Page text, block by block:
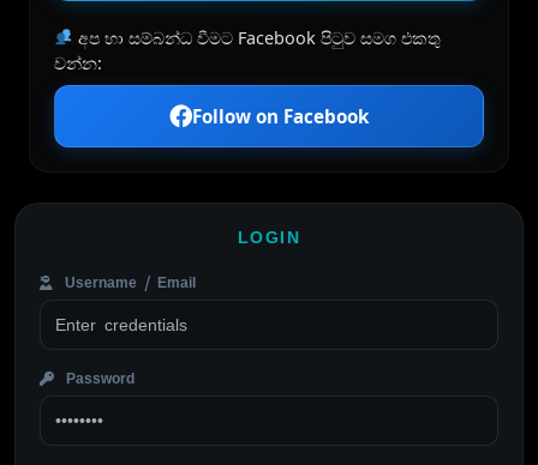
අප හා සම්බන්ධ වීමට Facebook පිටුව සමග එකතු
වන්න:
Follow on Facebook
LOGIN
Username / Email
Password